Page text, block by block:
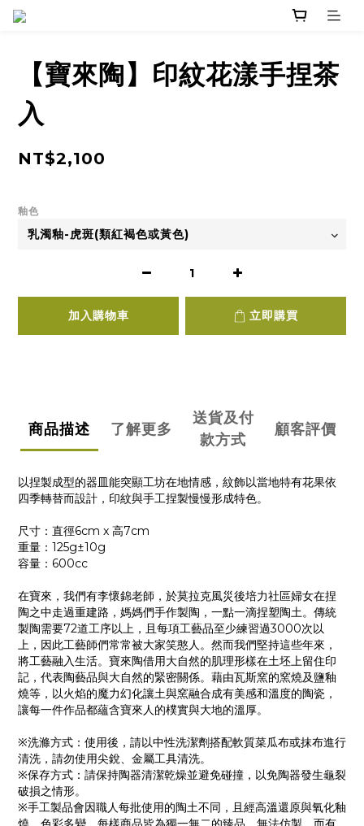
【寶來陶】印紋花漾手捏茶
入
NT$2,100
釉色
加入購物車 立即購買
商品描述 了解更多
送貨及付
款方式
顧客評價
以捏製成型的器皿能突顯工坊在地情感，紋飾以當地特有花果依
四季轉替而設計，印紋與手工捏製慢慢形成特色。
尺寸：直徑6cm x 高7cm
重量：125g±10g
容量：600cc
在寶來，我們有李懷錦老師，於莫拉克風災後培力社區婦女在捏
陶之中走過重建路，媽媽們手作製陶，一點一滴捏塑陶土。傳統
製陶需要72道工序以上，且每項工藝品至少練習過3000次以
上，因此工藝師們常常被大家笑憨人。然而我們堅持這些年來，
將工藝融入生活。寶來陶借用大自然的肌理形樣在土坯上留住印
記，代表陶藝品與大自然的緊密關係。藉由瓦斯窯的窯燒及鹽釉
燒等，以火焰的魔力幻化讓土與窯融合成有美感和溫度的陶瓷，
讓每一件作品都蘊含寶來人的樸實與大地的溫厚。
※洗滌方式：使用後，請以中性洗潔劑搭配軟質菜瓜布或抹布進行
清洗，請勿使用尖銳、金屬工具清洗。
※保存方式：請保持陶器清潔乾燥並避免碰撞，以免陶器發生龜裂
破損之情形。
※手工製品會因職人每批使用的陶土不同，且經高溫還原與氧化釉